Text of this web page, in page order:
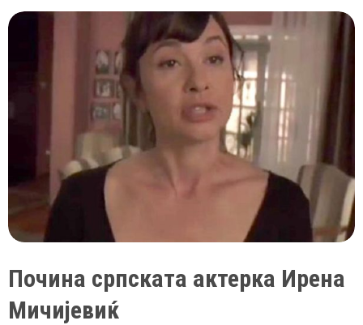
Република
се
мафија
Почина српската актерка Ирена
Мичијевиќ